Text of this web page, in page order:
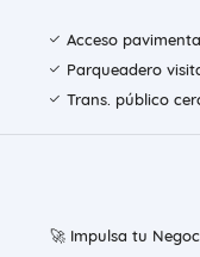
Acceso
Parqueadero
Trans. público
🚀 Impulsa tu